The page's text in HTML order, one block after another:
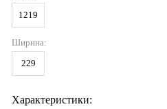
1219
Ширина:
229
Характеристики: